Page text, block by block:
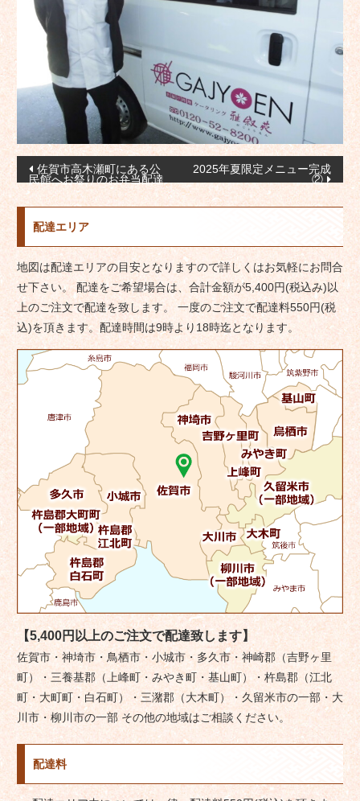
投
稿
ナ
ビ
ゲ
ー
シ
ョ
ン
佐賀市高木瀬町にある公
民館へお祭りのお弁当配達
2025年夏限定メニュー完成
②
配達エリア
地図は配達エリアの目安となりますので詳しくはお気軽にお問合
せ下さい。 配達をご希望場合は、合計金額が5,400円(税込み)以
上のご注文で配達を致します。 一度のご注文で配達料550円(税
込)を頂きます。配達時間は9時より18時迄となります。
【5,400円以上のご注文で配達致します】
佐賀市・神埼市・鳥栖市・小城市・多久市・神崎郡（吉野ヶ里
町）・三養基郡（上峰町・みやき町・基山町）・杵島郡（江北
町・大町町・白石町）・三潴郡（大木町）・久留米市の一部・大
川市・柳川市の一部 その他の地域はご相談ください。
配達料